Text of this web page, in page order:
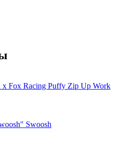
x Fox Racing Puffy Zip Up Work
Swoosh